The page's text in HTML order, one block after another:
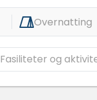
Overnatting
Fasiliteter og